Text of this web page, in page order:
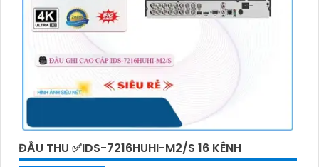
ĐẦU THU ✅IDS-7216HUHI-M2/S 16 KÊNH